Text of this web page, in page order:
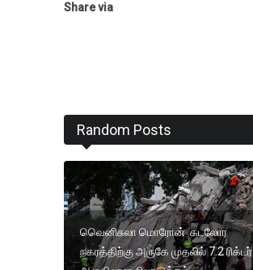
Share via
Random Posts
வெெனிசுலா மொரோன் கடலோர
நகரத்திற்கு அருகே முதலில் 7.2 ரிக்டர்